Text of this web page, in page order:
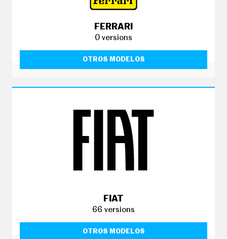
FERRARI
0 versions
OTROS MODELOS
FIAT
66 versions
OTROS MODELOS